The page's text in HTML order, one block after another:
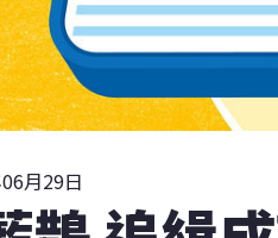
月29日